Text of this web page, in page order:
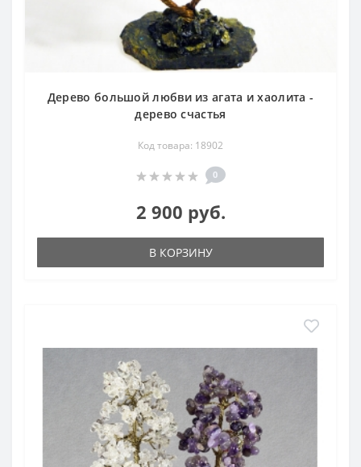
Дерево большой любви из агата и хаолита -
дерево счастья
Код товара: 18902
0
2 900 руб.
В КОРЗИНУ